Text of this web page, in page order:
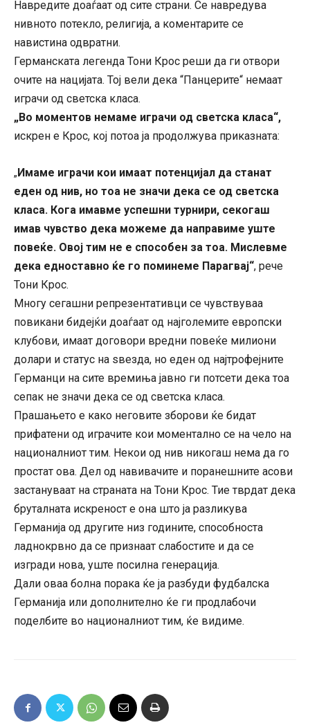
Навредите доаѓаат од сите страни. Се навредува
нивното потекло, религија, а коментарите се
навистина одвратни.
Германската легенда Тони Крос реши да ги отвори
очите на нацијата. Тој вели дека “Панцерите“ немаат
играчи од светска класа.
„Во моментов немаме играчи од светска класа“,
искрен е Крос, кој потоа ја продолжува приказната:
„ Имаме играчи кои имаат потенцијал да станат
еден од нив, но тоа не значи дека се од светска
класа. Кога имавме успешни турнири, секогаш
имав чувство дека можеме да направиме уште
повеќе. Овој тим не е способен за тоа. Мислевме
дека едноставно ќе го поминеме Парагвај“, рече
Тони Крос.
Многу сегашни репрезентативци се чувствуваа
повикани бидејќи доаѓаат од најголемите европски
клубови, имаат договори вредни повеќе милиони
долари и статус на ѕвезда, но еден од најтрофејните
Германци на сите времиња јавно ги потсети дека тоа
сепак не значи дека се од светска класа.
Прашањето е како неговите зборови ќе бидат
прифатени од играчите кои моментално се на чело на
националниот тим. Некои од нив никогаш нема да го
простат ова. Дел од навивачите и поранешните асови
застануваат на страната на Тони Крос. Тие тврдат дека
бруталната искреност е она што ја разликува
Германија од другите низ годините, способноста
ладнокрвно да се признаат слабостите и да се
изгради нова, уште посилна генерација.
Дали оваа болна порака ќе ја разбуди фудбалска
Германија или дополнително ќе ги продлабочи
поделбите во националниот тим, ќе видиме.